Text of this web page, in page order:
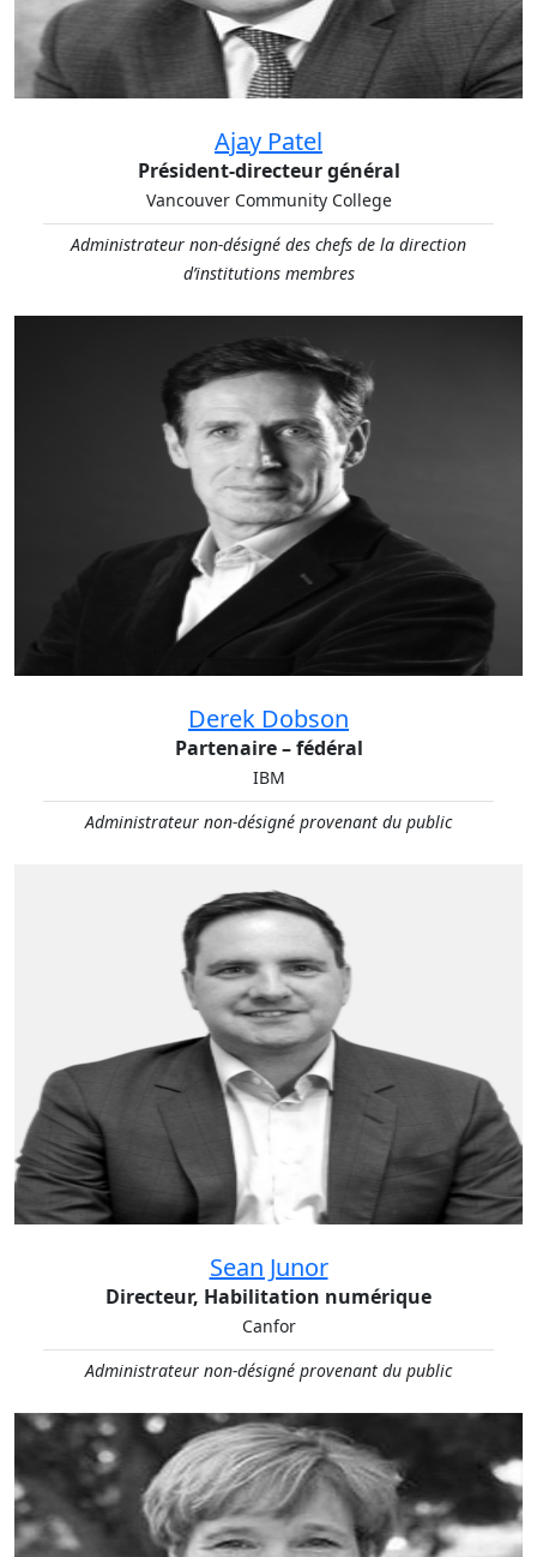
Ajay Patel
Président-directeur général
Vancouver Community College
Administrateur non-désigné des chefs de la direction
d’institutions membres
Derek Dobson
Partenaire – fédéral
IBM
Administrateur non-désigné provenant du public
Sean Junor​
Directeur, Habilitation numérique
Canfor
Administrateur non-désigné provenant du public